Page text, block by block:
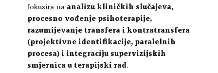
fokusira na analizu kliničkih slučajeva,
procesno vođenje psihoterapije,
razumijevanje transfera i kontratransfera
(projektivne identifikacije, paralelnih
procesa) i integraciju supervizijskih
smjernica u terapijski rad.